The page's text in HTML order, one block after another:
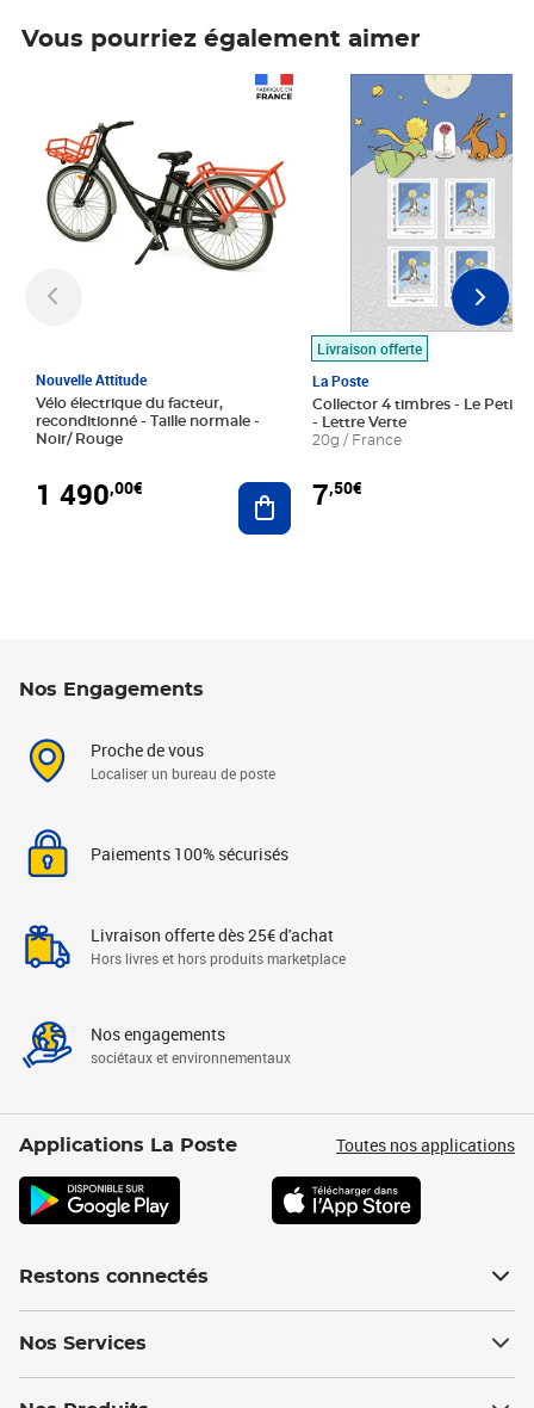
Vous pourriez également aimer
Nouvelle Attitude
Vélo électrique du facteur,
reconditionné - Taille normale -
Noir/ Rouge
1 490,00€ Ajouter au panier
Livraison offerte
La Poste
Collector 4 timbres - Le Petit
- Lettre Verte
20g / France
7,50€
Prix 7,50€
Nos Engagements
Proche de vous
Localiser un bureau de poste
Paiements 100% sécurisés
Livraison offerte dès 25€ d'achat
Hors livres et hors produits marketplace
Nos engagements
sociétaux et environnementaux
Applications La Poste Toutes nos applications
Restons connectés
Nos Services